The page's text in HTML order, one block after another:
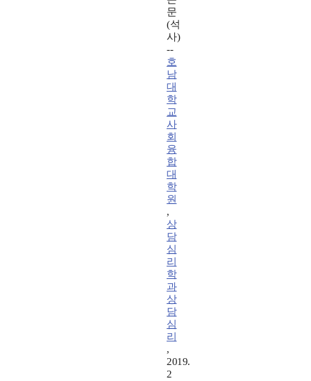
문
(석
사)
--
호
남
대
학
교
사
회
융
합
대
학
원
,
상
담
심
리
학
과
상
담
심
리
,
2019.
2